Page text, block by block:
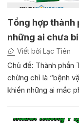
Tổng hợp thành
những ai chưa
Viết bởi Lạc Tiên
Chủ đề: Thành phần
chừng chỉ là “bệnh
khiến những ai mắc